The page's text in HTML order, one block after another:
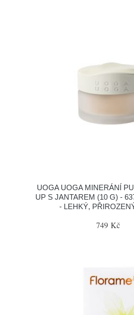
UOGA UOGA MINERÁNÍ
UP S JANTAREM (10 G) -
- LEHKÝ,
749 Kč